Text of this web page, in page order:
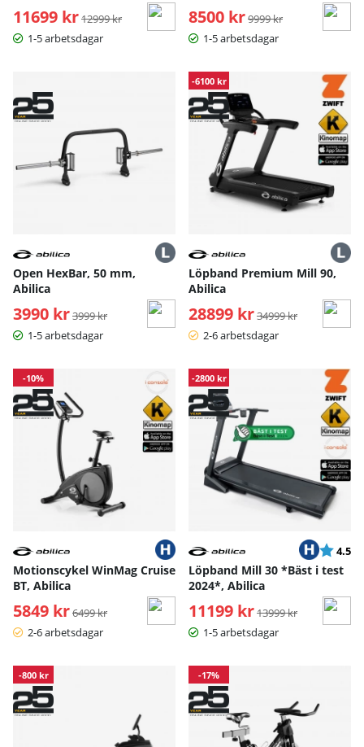
11699 kr Ordinarie pris:
12999 kr
1-5 arbetsdagar
8500 kr Ordinarie pris:
9999 kr
1-5 arbetsdagar
Open HexBar, 50 mm,
Abilica
3990 kr Ordinarie pris:
3999 kr
1-5 arbetsdagar
-6100 kr
Löpband Premium Mill 90,
Abilica
28899 kr Ordinarie pris:
34999 kr
2-6 arbetsdagar
-10%
Motionscykel WinMag Cruise
BT, Abilica
5849 kr Ordinarie pris:
6499 kr
2-6 arbetsdagar
-2800 kr
Betyg:
4.5
Löpband Mill 30 *Bäst i test
2024*, Abilica
11199 kr Ordinarie pris:
13999 kr
1-5 arbetsdagar
-800 kr -17%